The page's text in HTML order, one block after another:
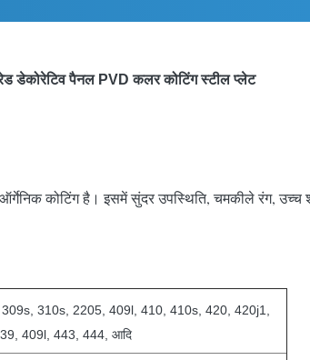
डेकोरेटिव पैनल PVD कलर कोटिंग स्टील प्लेट
कोटिंग है। इसमें सुंदर उपस्थिति, चमकीले रंग,
310s, 2205, 409l, 410, 410s, 420, 420j1,
409l, 443, 444, आदि